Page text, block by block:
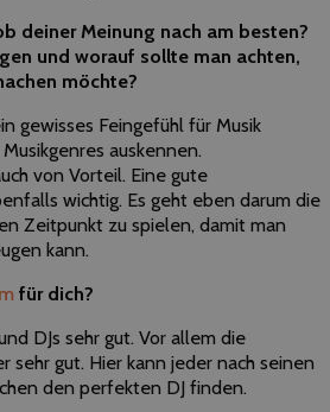
deiner Meinung nach am besten?
und worauf sollte man achten,
möchte?
gewisses Feingefühl für Musik
auskennen.
von Vorteil. Eine gute
wichtig. Es geht eben darum die
Zeitpunkt zu spielen, damit man
kann.
für dich?
DJs sehr gut. Vor allem die
sehr gut. Hier kann jeder nach seinen
den perfekten DJ finden.